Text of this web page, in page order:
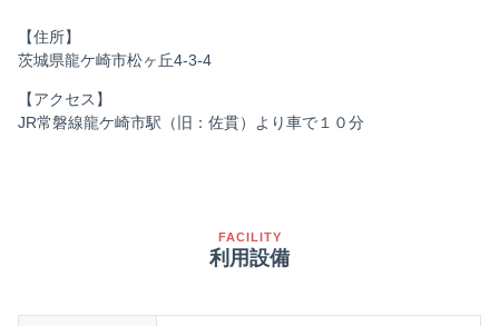
【住所】
茨城県龍ケ崎市松ヶ丘4-3-4
【アクセス】
JR常磐線龍ケ崎市駅（旧：佐貫）より車で１０分
FACILITY
利用設備